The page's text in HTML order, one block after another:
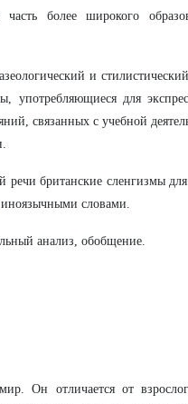
более широкого
и
употребляющиеся для
связанных с учебной
британские сленгизмы
иноязычными словами.
анализ, обобщение.
Он отличается от